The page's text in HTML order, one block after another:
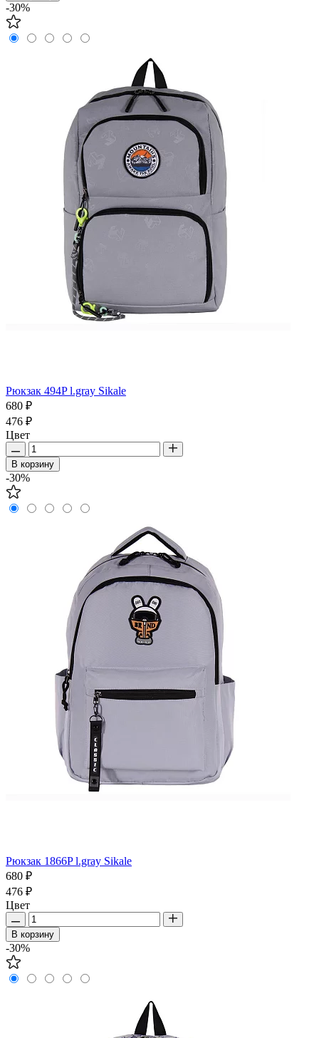
-30%
Рюкзак 494P l.gray Sikale
680 ₽
476 ₽
Цвет
В корзину
-30%
Рюкзак 1866P l.gray Sikale
680 ₽
476 ₽
Цвет
В корзину
-30%